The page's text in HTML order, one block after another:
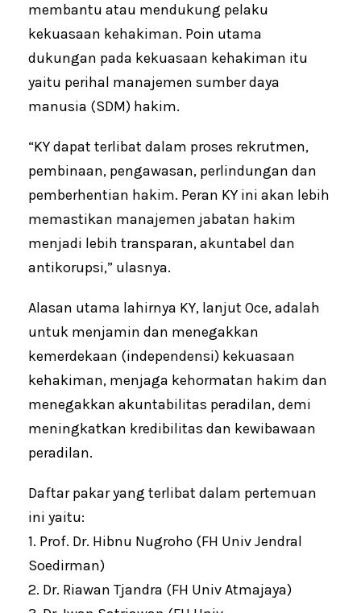
membantu atau mendukung pelaku
kekuasaan kehakiman. Poin utama
dukungan pada kekuasaan kehakiman itu
yaitu perihal manajemen sumber daya
manusia (SDM) hakim.
“KY dapat terlibat dalam proses rekrutmen,
pembinaan, pengawasan, perlindungan dan
pemberhentian hakim. Peran KY ini akan lebih
memastikan manajemen jabatan hakim
menjadi lebih transparan, akuntabel dan
antikorupsi,” ulasnya.
Alasan utama lahirnya KY, lanjut Oce, adalah
untuk menjamin dan menegakkan
kemerdekaan (independensi) kekuasaan
kehakiman, menjaga kehormatan hakim dan
menegakkan akuntabilitas peradilan, demi
meningkatkan kredibilitas dan kewibawaan
peradilan.
Daftar pakar yang terlibat dalam pertemuan
ini yaitu:
1. Prof. Dr. Hibnu Nugroho (FH Univ Jendral
Soedirman)
2. Dr. Riawan Tjandra (FH Univ Atmajaya)